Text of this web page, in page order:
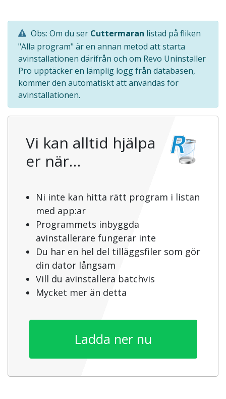
Obs: Om du ser Cuttermaran listad på fliken
"Alla program" är en annan metod att starta
avinstallationen därifrån och om Revo Uninstaller
Pro upptäcker en lämplig logg från databasen,
kommer den automatiskt att användas för
avinstallationen.
Vi kan alltid hjälpa
er när…
Ni inte kan hitta rätt program i listan
med app:ar
Programmets inbyggda
avinstallerare fungerar inte
Du har en hel del tilläggsfiler som gör
din dator långsam
Vill du avinstallera batchvis
Mycket mer än detta
Ladda ner nu